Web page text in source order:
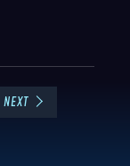
NEXT